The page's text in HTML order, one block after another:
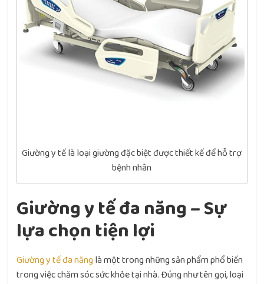
Giường y tế là loại giường đặc biệt được thiết kế để hỗ trợ
bệnh nhân
Giường y tế đa năng – Sự
lựa chọn tiện lợi
Giường y tế đa nănglà một trong những sản phẩm phổ biến
trong việc chăm sóc sức khỏe tại nhà. Đúng như tên gọi, loại